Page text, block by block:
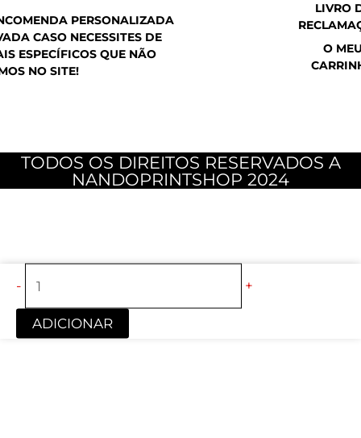
PERSONALIZADA
CASO NECESSITES DE
ESPECÍFICOS QUE NÃO
NO SITE!
LIVRO
O
TODOS OS DIREITOS RESERVADOS A
NANDOPRINTSHOP 2024
-
de
CANECA
-
+
ADICIONAR